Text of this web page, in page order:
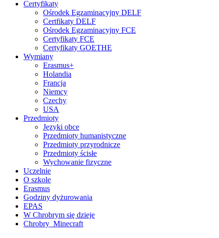
Certyfikaty
Ośrodek Egzaminacyjny DELF
Certfikaty DELF
Ośrodek Egzaminacyjny FCE
Certyfikaty FCE
Certyfikaty GOETHE
Wymiany
Erasmus+
Holandia
Francja
Niemcy
Czechy
USA
Przedmioty
Języki obce
Przedmioty humanistyczne
Przedmioty przyrodnicze
Przedmioty ścisłe
Wychowanie fizyczne
Uczelnie
O szkole
Erasmus
Godziny dyżurowania
EPAS
W Chrobrym się dzieje
Chrobry_Minecraft